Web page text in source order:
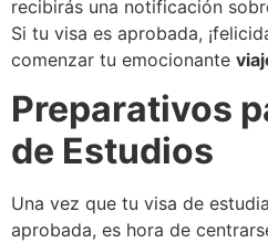
recibirás una notificación
Si tu visa es aprobada,
comenzar tu emocionante
Preparativos
de Estudios
Una vez que tu visa de
aprobada, es hora de